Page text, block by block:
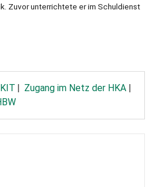
Zuvor unterrichtete er im Schuldienst
Zugang im Netz der HKA